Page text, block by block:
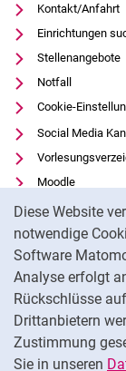
Diese Website
notwendige
Software
Analyse erfolgt
Rückschlüsse
Drittanbietern
Zustimmung
Sie in unseren
Kontakt/Anfahrt
Einrichtungen
Stellenangebote
Notfall
Cookie-
Social Media
Moodle
Panopto
Datenschutz
Barrierefreiheit
Transparenter